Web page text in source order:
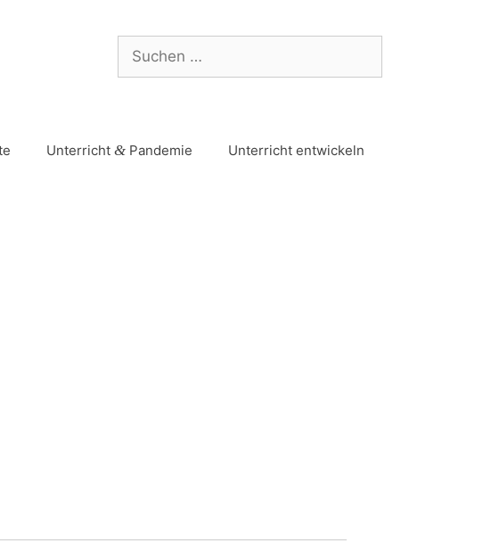
Unterricht & Pandemie Unterricht entwickeln